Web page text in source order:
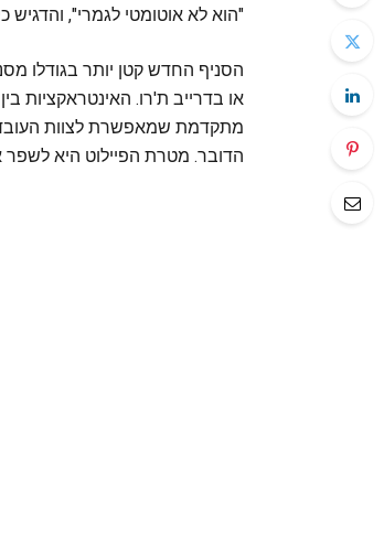
"הוא לא אוטומטי לגמרי",
הסניף החדש קטן יותר בגודלו
או בדרייב ת'רו. האינטראקציות
מתקדמת שמאפשרת לצוות
הדובר. מטרת הפיילוט היא לשפר